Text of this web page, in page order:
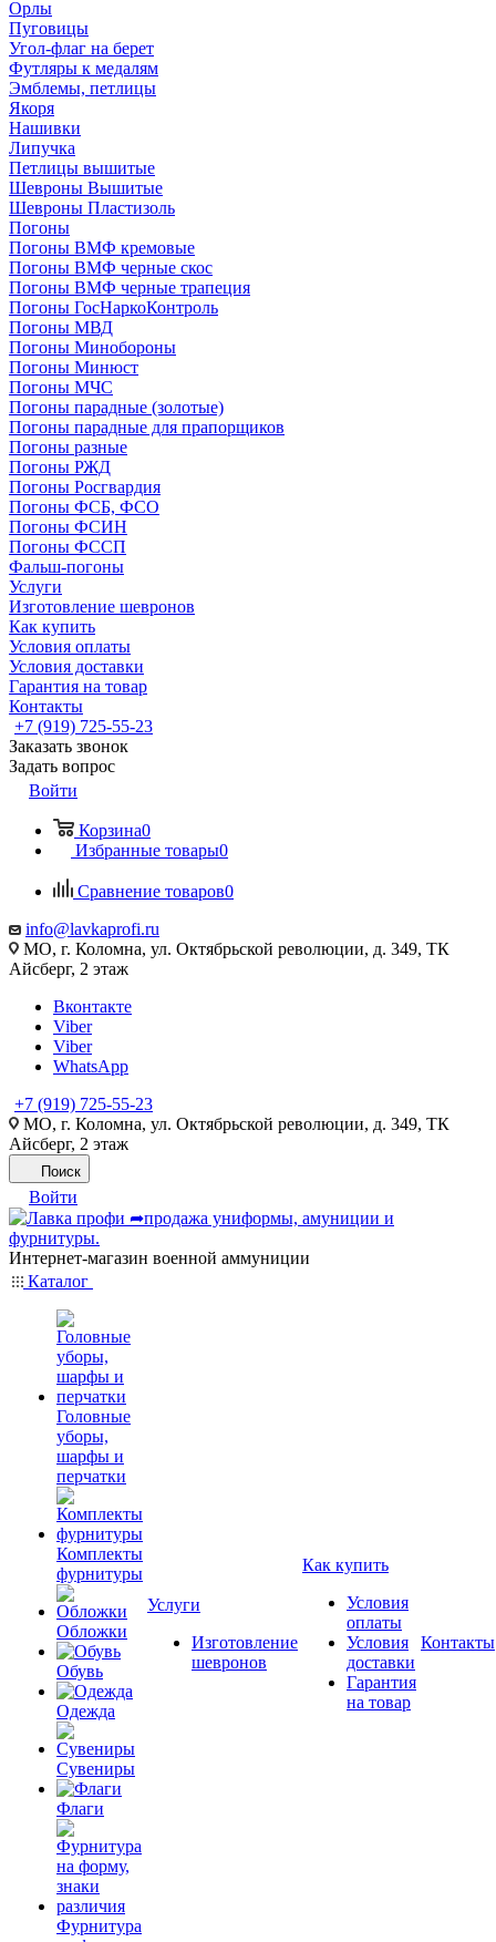
Орлы
Пуговицы
Угол-флаг на берет
Футляры к медалям
Эмблемы, петлицы
Якоря
Нашивки
Липучка
Петлицы вышитые
Шевроны Вышитые
Шевроны Пластизоль
Погоны
Погоны ВМФ кремовые
Погоны ВМФ черные скос
Погоны ВМФ черные трапеция
Погоны ГосНаркоКонтроль
Погоны МВД
Погоны Минобороны
Погоны Минюст
Погоны МЧС
Погоны парадные (золотые)
Погоны парадные для прапорщиков
Погоны разные
Погоны РЖД
Погоны Росгвардия
Погоны ФСБ, ФСО
Погоны ФСИН
Погоны ФССП
Фальш-погоны
Услуги
Изготовление шевронов
Как купить
Условия оплаты
Условия доставки
Гарантия на товар
Контакты
+7 (919) 725-55-23
Заказать звонок
Задать вопрос
Войти
Корзина0
Избранные товары0
Сравнение товаров0
info@lavkaprofi.ru
МО, г. Коломна, ул. Октябрьской революции, д. 349, ТК
Айсберг, 2 этаж
Вконтакте
Viber
Viber
WhatsApp
+7 (919) 725-55-23
МО, г. Коломна, ул. Октябрьской революции, д. 349, ТК
Айсберг, 2 этаж
Поиск
Войти
Интернет-магазин военной аммуниции
Каталог
Головные
уборы,
шарфы и
перчатки
Комплекты
фурнитуры
Обложки
Обувь
Одежда
Сувениры
Флаги
Фурнитура
Услуги
Изготовление
шевронов
Как купить
Условия
оплаты
Условия
доставки
Гарантия
на товар
Контакты